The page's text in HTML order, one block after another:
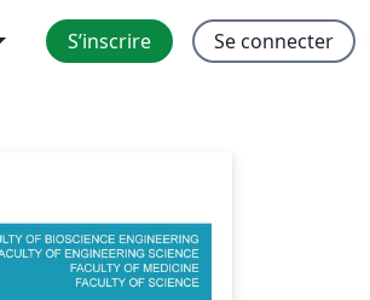
S’inscrire Se connecter